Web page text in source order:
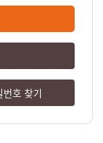
번호 찾기